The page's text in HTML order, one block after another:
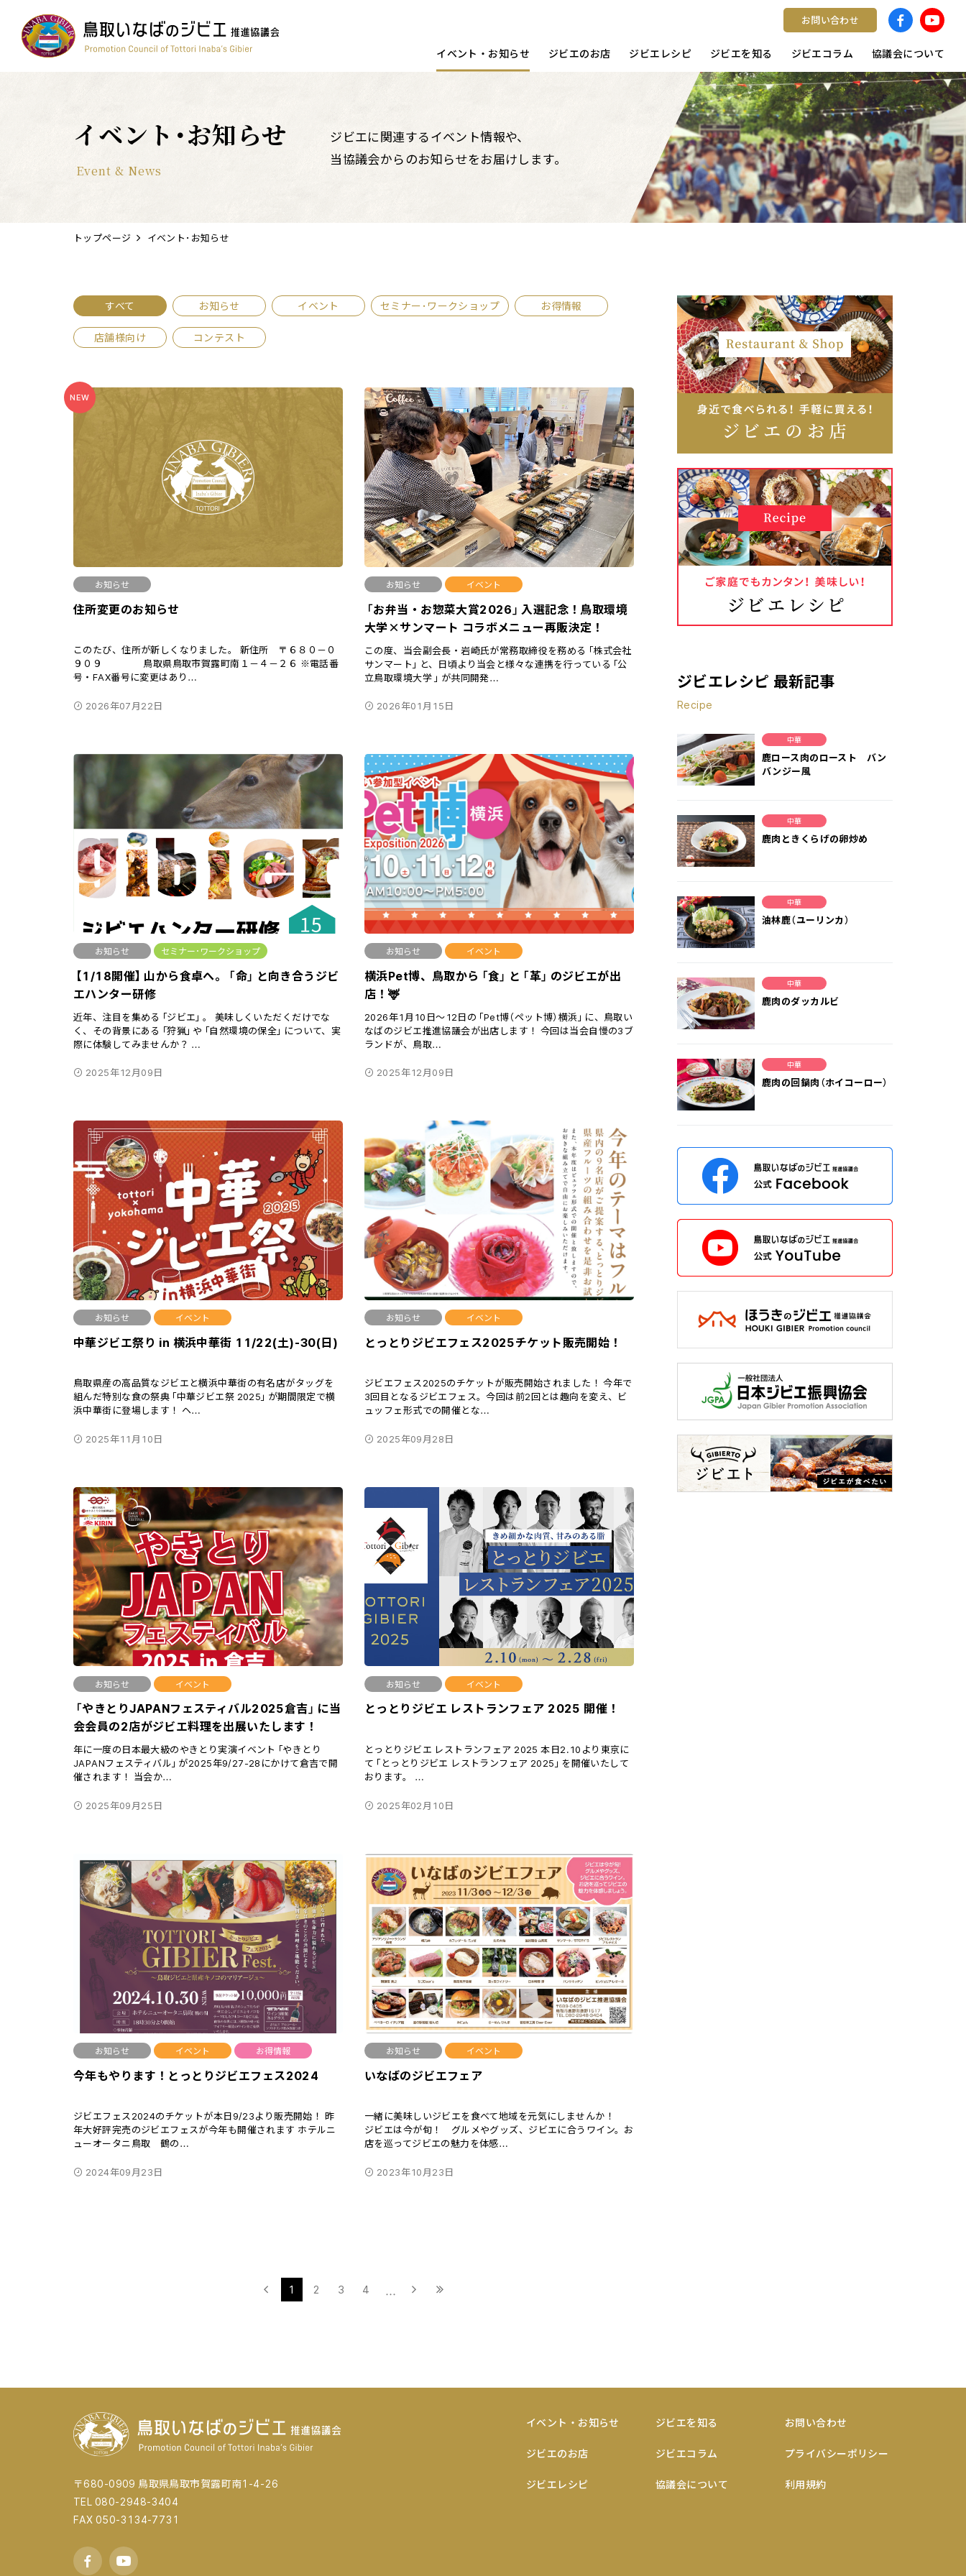
お問い合わせ
イベント・お知らせ
コンテスト
ジビエのお店
ワイン
ジビエレシピ
簡単レシピ
ジビエを知る
鳥獣被害対策
ジビエコラム
すべて
協議会について
イベント･お知らせ
Event & News
ジビエに関連するイベント情報や、
当協議会からのお知らせをお届けします。
トップページ イベント･お知らせ
すべて お知らせ イベント セミナー･ワークショップ お得情報
店舗様向け コンテスト
NEW
お知らせ
住所変更のお知らせ
このたび、住所が新しくなりました。 新住所 〒６８０－０
９０９ 鳥取県鳥取市賀露町南１－４－２６ ※電話番
号・FAX番号に変更はあり …
2026年07月22日
お知らせ イベント
「お弁当・お惣菜大賞2026」入選記念！鳥取環境
大学×サンマート コラボメニュー再販決定！
この度、当会副会長・岩崎氏が常務取締役を務める「株式会社
サンマート」と、日頃より当会と様々な連携を行っている「公
立鳥取環境大学 」が共同開発…
2026年01月15日
お知らせ セミナー･ワークショップ
【1/18開催】山から食卓へ。「命」と向き合うジビ
エハンター研修
近年、注目を集める「ジビエ」。 美味しくいただくだけでな
く、その背景にある「狩猟」や「自然環境の保全」について、実
際に体験してみませんか？ …
2025年12月09日
お知らせ イベント
横浜Pet博、鳥取から「食」と「革」のジビエが出
店！🦌
2026年1月10日〜12日の「Pet博（ペット博）横浜」に、鳥取い
なばのジビエ推進協議会が出店します！ 今回は当会自慢の3ブ
ランドが、鳥取…
2025年12月09日
お知らせ イベント
中華ジビエ祭り in 横浜中華街 11/22(土)-30(日)
鳥取県産の高品質なジビエと横浜中華街の有名店がタッグを
組んだ特別な食の祭典「中華ジビエ祭 2025」が期間限定で横
浜中華街に登場します！ ヘ…
2025年11月10日
お知らせ イベント
とっとりジビエフェス2025チケット販売開始！
ジビエフェス2025のチケットが販売開始されました！ 今年で
3回目となるジビエフェス。今回は前2回とは趣向を変え、ビ
ュッフェ形式での開催とな…
2025年09月28日
お知らせ イベント
「やきとりJAPANフェスティバル2025倉吉」に当
会会員の2店がジビエ料理を出展いたします！
年に一度の日本最大級のやきとり実演イベント「やきとり
JAPANフェスティバル」が2025年9/27-28にかけて倉吉で開
催されます！ 当会か…
2025年09月25日
お知らせ イベント
とっとりジビエ レストランフェア 2025 開催！
とっとりジビエ レストランフェア 2025 本日2.10より東京に
て「とっとりジビエ レストランフェア 2025」を開催いたして
おります。 …
2025年02月10日
お知らせ イベント お得情報
今年もやります！とっとりジビエフェス2024
ジビエフェス2024のチケットが本日9/23より販売開始！ 昨
年大好評完売のジビエフェスが今年も開催されます ホテルニ
ューオータニ鳥取 鶴の…
2024年09月23日
お知らせ イベント
いなばのジビエフェア
一緒に美味しいジビエを食べて地域を元気にしませんか！
ジビエは今が旬！ グルメやグッズ、ジビエに合うワイン。お
店を巡ってジビエの魅力を体感…
2023年10月23日
1 2 3 4 …
ジビエレシピ 最新記事
Recipe
中華
鹿ロース肉のロースト バン
バンジー風
中華
鹿肉ときくらげの卵炒め
中華
油林鹿（ユーリンカ）
中華
鹿肉のダッカルビ
中華
鹿肉の回鍋肉（ホイコーロー）
〒680-0909 鳥取県鳥取市賀露町南1-4-26
TEL 080-2948-3404
FAX 050-3134-7731
イベント・お知らせ ジビエを知る お問い合わせ
ジビエのお店 ジビエコラム プライバシーポリシー
ジビエレシピ 協議会について 利用規約